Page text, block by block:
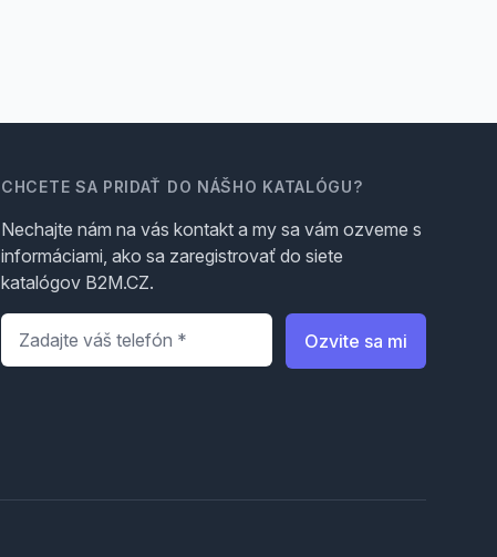
CHCETE SA PRIDAŤ DO NÁŠHO KATALÓGU?
Nechajte nám na vás kontakt a my sa vám ozveme s
informáciami, ako sa zaregistrovať do siete
katalógov B2M.CZ.
Telefón
Ozvite sa mi